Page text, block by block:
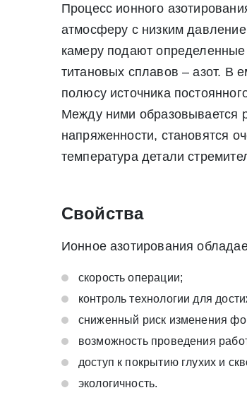
Процесс ионного
атмосферу с низким
камеру подают
титановых сплавов – азот. В
полюсу источника
Между ними образовывается
напряженности, становятся
температура детали
Свойства
Ионное азотирования
скорость операции;
контроль технологии для
сниженный риск изменения
возможность проведения
доступ к покрытию глухих и
экологичность.
* - обязательные поля для
Нажимая на кнопку
июля 2006 г. N
* - обязательные поля для заполнения
Прикрепить файл (до 20 mb)
Нажимая на кнопку «Отправить заявку» Вы